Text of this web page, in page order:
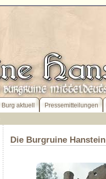
Burg aktuell
Pressemitteilungen
Die Burgruine Hanstein